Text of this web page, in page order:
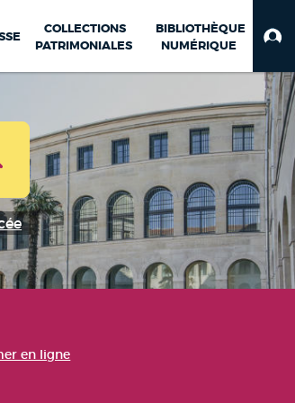
COLLECTIONS
PATRIMONIALES
BIBLIOTHÈQUE
NUMÉRIQUE
en ligne